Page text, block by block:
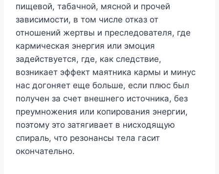
пищевой, табачной, мясной и прочей
зависимости, в том числе отказ от
отношений жертвы и преследователя, где
кармическая энергия или эмоция
задействуется, где, как следствие,
возникает эффект маятника кармы и минус
нас догоняет еще больше, если плюс был
получен за счет внешнего источника, без
преумножения или копирования энергии,
поэтому это затягивает в нисходящую
спираль, что резонансы тела гасит
окончательно.